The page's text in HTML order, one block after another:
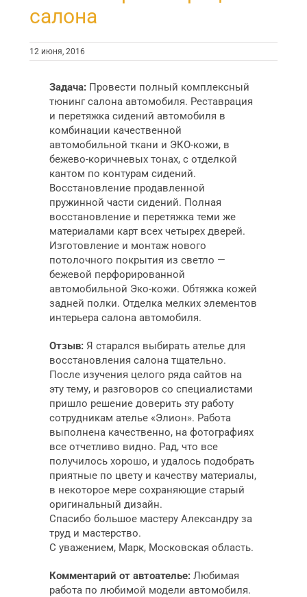
салона
12 июня, 2016
Задача: Провести полный комплексный
тюнинг салона автомобиля. Реставрация
и перетяжка сидений автомобиля в
комбинации качественной
автомобильной ткани и ЭКО-кожи, в
бежево-коричневых тонах, с отделкой
кантом по контурам сидений.
Восстановление продавленной
пружинной части сидений. Полная
восстановление и перетяжка теми же
материалами карт всех четырех дверей.
Изготовление и монтаж нового
потолочного покрытия из светло —
бежевой перфорированной
автомобильной Эко-кожи. Обтяжка кожей
задней полки. Отделка мелких элементов
интерьера салона автомобиля.
Отзыв: Я старался выбирать ателье для
восстановления салона тщательно.
После изучения целого ряда сайтов на
эту тему, и разговоров со специалистами
пришло решение доверить эту работу
сотрудникам ателье «Элион». Работа
выполнена качественно, на фотографиях
все отчетливо видно. Рад, что все
получилось хорошо, и удалось подобрать
приятные по цвету и качеству материалы,
в некоторое мере сохраняющие старый
оригинальный дизайн.
Спасибо большое мастеру Александру за
труд и мастерство.
С уважением, Марк, Московская область.
Комментарий от автоателье: Любимая
работа по любимой модели автомобиля.